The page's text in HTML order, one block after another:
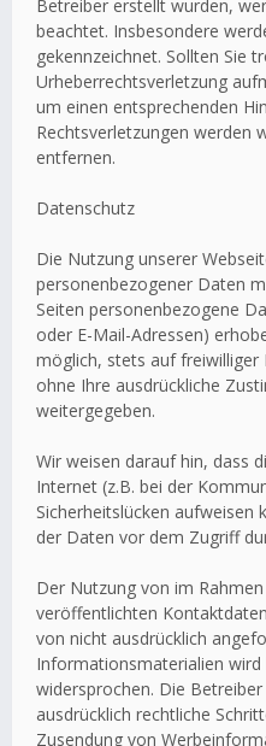
Betreiber erstellt wurden,
beachtet. Insbesondere
gekennzeichnet. Sollten Sie
Urheberrechtsverletzung
um einen entsprechenden
Rechtsverletzungen werden
entfernen.
Datenschutz
Die Nutzung unserer
personenbezogener Daten
Seiten personenbezogene
oder E-Mail-Adressen)
möglich, stets auf freiwilliger
ohne Ihre ausdrückliche
weitergegeben.
Wir weisen darauf hin, dass
Internet (z.B. bei der
Sicherheitslücken aufweisen
der Daten vor dem Zugriff
Der Nutzung von im
veröffentlichten
von nicht ausdrücklich
Informationsmaterialien wird
widersprochen. Die
ausdrücklich rechtliche
Zusendung von